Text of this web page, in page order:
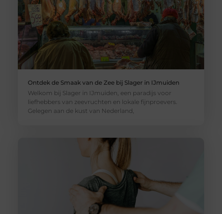
Ontdek de Smaak van de Zee bij Slager in IJmuiden
Welkom bij Slager in IJmuiden, een paradijs voor
liefhebbers van zeevruchten en lokale fijnproevers.
Gelegen aan de kust van Nederland,